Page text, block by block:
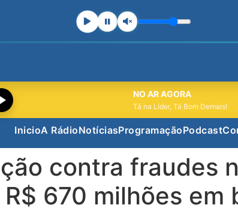
NO AR AGORA
Tá na Líder, Tá Bom Demais!
InicioA RádioNotíciasProgramaçãoPodcast
contra fraudes
670 milhões em